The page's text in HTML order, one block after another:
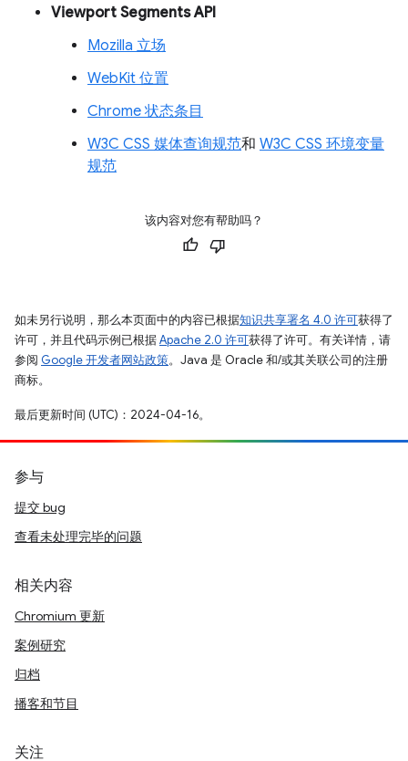
Viewport Segments API
Mozilla 立场
WebKit 位置
Chrome 状态条目
W3C CSS 媒体查询规范和 W3C CSS 环境变量
规范
该内容对您有帮助吗？
如未另行说明，那么本页面中的内容已根据知识共享署名 4.0 许可获得了
许可，并且代码示例已根据Apache 2.0 许可获得了许可。有关详情，请
参阅 Google 开发者网站政策。Java 是 Oracle 和/或其关联公司的注册
商标。
最后更新时间 (UTC)：2024-04-16。
参与
提交 bug
查看未处理完毕的问题
相关内容
Chromium 更新
案例研究
归档
播客和节目
关注